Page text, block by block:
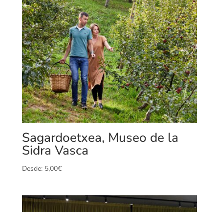
Sagardoetxea, Museo de la
Sidra Vasca
Desde: 5,00€